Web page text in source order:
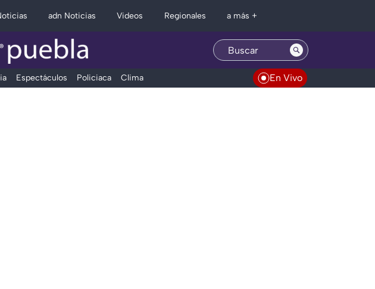
adn Noticias Videos Regionales a más +
Espectáculos Policiaca Clima En Vivo